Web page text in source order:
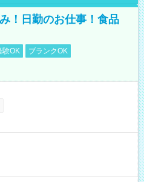
！日勤のお仕事！食品
験OK
ブランクOK